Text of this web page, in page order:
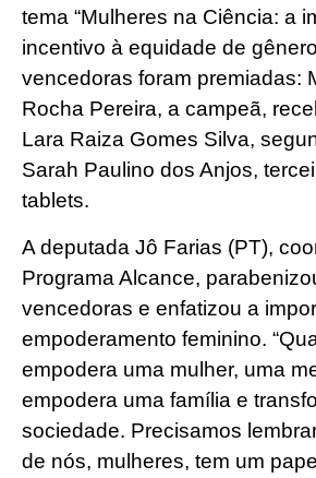
tema “Mulheres na Ciência: a
incentivo à equidade de
vencedoras foram premiadas:
Rocha Pereira, a campeã,
Lara Raiza Gomes Silva,
Sarah Paulino dos Anjos,
tablets.
A deputada Jô Farias (PT),
Programa Alcance,
vencedoras e enfatizou a
empoderamento feminino.
empodera uma mulher, uma
empodera uma família e
sociedade. Precisamos
de nós, mulheres, tem um